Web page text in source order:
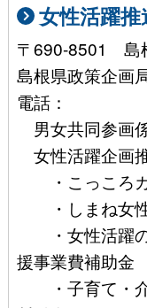
女性活躍推
〒690-8501 島
島根県政策企画
電話：
男女共同参画
女性活躍企画
・こっころカ
・しまね女性
・女性活躍の
援事業費補助金
・子育て・介